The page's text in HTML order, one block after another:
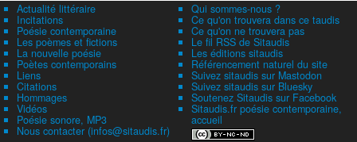
Actualité littéraire
Incitations
Poésie contemporaine
Les poèmes et fictions
La nouvelle poésie
Poètes contemporains
Liens
Citations
Hommages
Vidéos
Poésie sonore, MP3
Nous contacter (infos@sitaudis.fr)
Qui sommes-nous ?
Ce qu'on trouvera dans ce taudis
Ce qu'on ne trouvera pas
Le fil RSS de Sitaudis
Les éditions sitaudis
Référencement naturel du site
Suivez sitaudis sur Mastodon
Suivez sitaudis sur Bluesky
Soutenez Sitaudis sur Facebook
Sitaudis.fr poésie contemporaine,
accueil